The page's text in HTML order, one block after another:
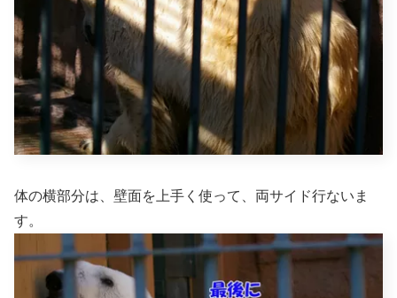
体の横部分は、壁面を上手く使って、両サイド行ないま
す。